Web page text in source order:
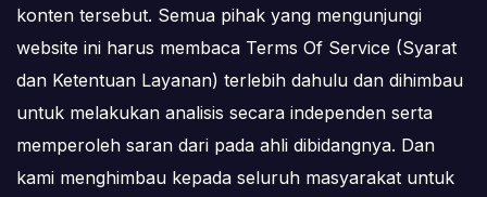
konten tersebut. Semua pihak yang mengunjungi
website ini harus membaca Terms Of Service (Syarat
dan Ketentuan Layanan) terlebih dahulu dan dihimbau
untuk melakukan analisis secara independen serta
memperoleh saran dari pada ahli dibidangnya. Dan
kami menghimbau kepada seluruh masyarakat untuk